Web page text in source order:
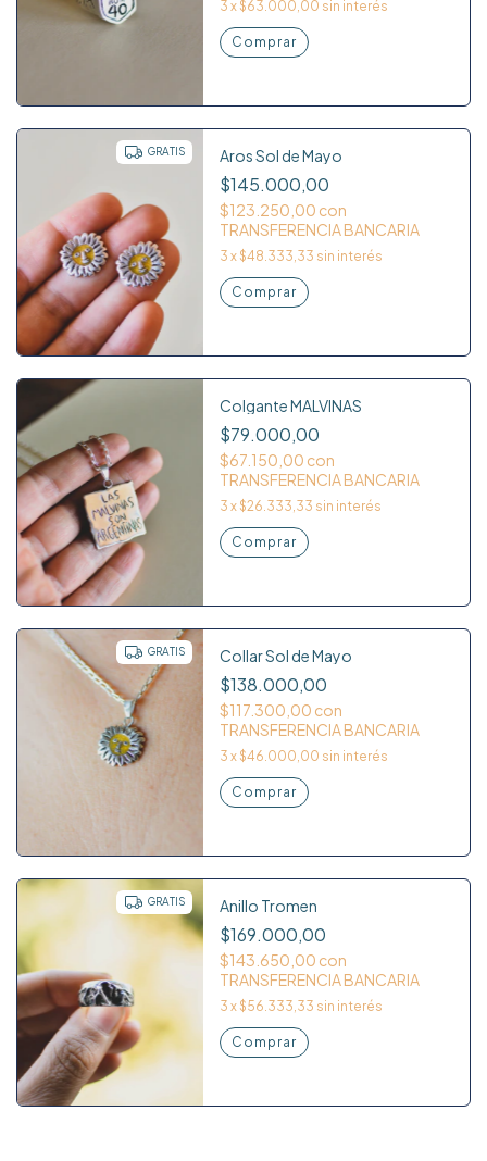
3 x $63.000,00 sin interés
Comprar
GRATIS Aros Sol de Mayo
$145.000,00
$123.250,00 con
TRANSFERENCIA BANCARIA
3 x $48.333,33 sin interés
Colgante MALVINAS
$79.000,00
$67.150,00 con
TRANSFERENCIA BANCARIA
3 x $26.333,33 sin interés
Comprar
GRATIS Collar Sol de Mayo
$138.000,00
$117.300,00 con
TRANSFERENCIA BANCARIA
3 x $46.000,00 sin interés
GRATIS Anillo Tromen
$169.000,00
$143.650,00 con
TRANSFERENCIA BANCARIA
3 x $56.333,33 sin interés
Comprar